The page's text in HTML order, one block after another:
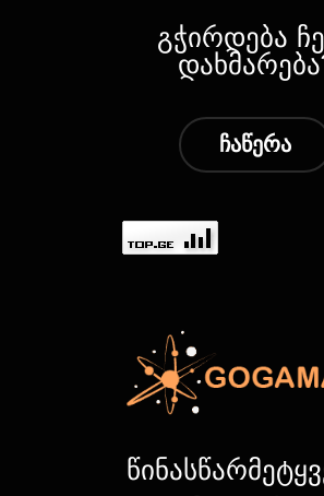
გჭირდება
ჩაწერა